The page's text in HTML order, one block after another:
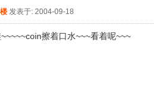
发表于: 2004-09-18
擦着口水~~~看着呢~~~